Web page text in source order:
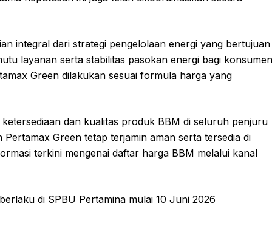
integral dari strategi pengelolaan energi yang bertujuan
layanan serta stabilitas pasokan energi bagi konsumen
Green dilakukan sesuai formula harga yang
dan kualitas produk BBM di seluruh penjuru
Green tetap terjamin aman serta tersedia di
terkini mengenai daftar harga BBM melalui kanal
di SPBU Pertamina mulai 10 Juni 2026